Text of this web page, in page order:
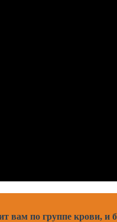
вам по группе крови, и